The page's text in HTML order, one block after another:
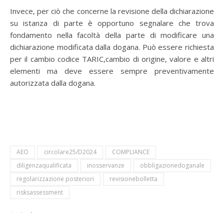
Invece, per ciò che concerne la revisione della dichiarazione
su istanza di parte è opportuno segnalare che trova
fondamento nella facoltà della parte di modificare una
dichiarazione modificata dalla dogana. Può essere richiesta
per il cambio codice TARIC,cambio di origine, valore e altri
elementi ma deve essere sempre preventivamente
autorizzata dalla dogana.
AEO circolare25/D2024
COMPLIANCE
diligenzaqualificata
inosservanze
obbligazionedoganale
regolarizzazione posteriori
revisionebolletta
risksassessment